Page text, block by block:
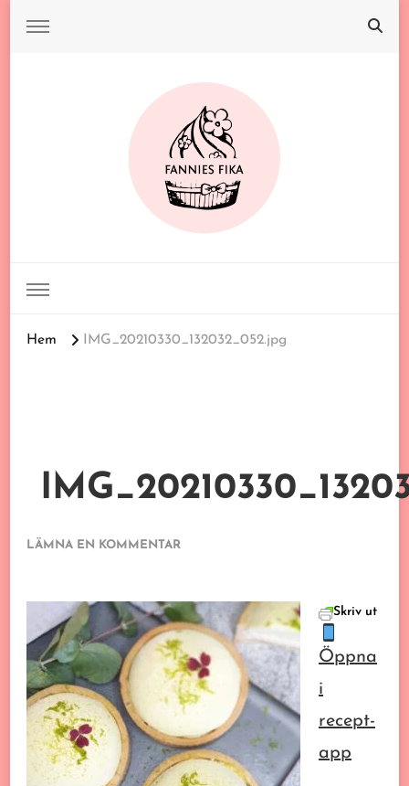
Hem IMG_20210330_132032_052.jpg
LÄMNA EN KOMMENTAR
Skriv ut
Öppna
i
recept-
app